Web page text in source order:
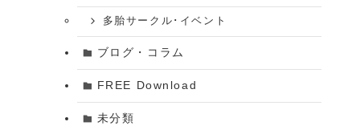
多胎サークル･イベント
ブログ・コラム
FREE Download
未分類